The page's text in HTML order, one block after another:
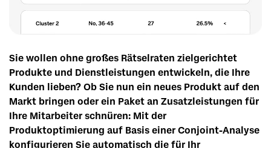
Sie wollen ohne großes Rätselraten zielgerichtet
Produkte und Dienstleistungen entwickeln, die Ihre
Kunden lieben? Ob Sie nun ein neues Produkt auf den
Markt bringen oder ein Paket an Zusatzleistungen für
Ihre Mitarbeiter schnüren: Mit der
Produktoptimierung auf Basis einer Conjoint-Analyse
konfigurieren Sie automatisch die für Ihr